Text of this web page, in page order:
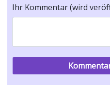
Ihr Kommentar (wird